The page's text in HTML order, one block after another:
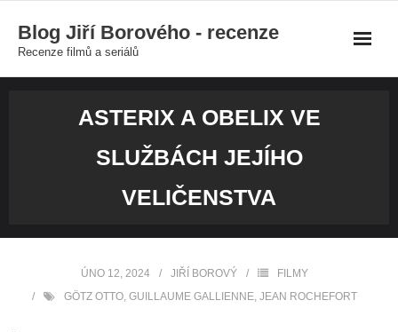
content
Blog Jiří Borového - recenze
Recenze filmů a seriálů
ASTERIX A OBELIX VE
SLUŽBÁCH JEJÍHO
VELIČENSTVA
ÚNO 12, 2024 JIŘÍ BOROVÝ
FILMY
GÖTZ OTTO, GUILLAUME GALLIENNE, JEAN ROCHEFORT